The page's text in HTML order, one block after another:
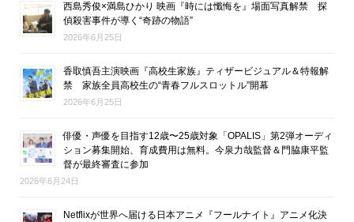
西島秀俊×満島ひかり 映画『時には懺悔を』場面写真解禁 探
偵殺害事件が導く“奇跡の物語”
2026年6月25日
香取慎吾主演映画『高校生家族』ティザービジュアル＆特報解
禁 家族全員高校生の“青春フルスロットル”開幕
2026年6月25日
俳優・声優を目指す12歳〜25歳対象「OPALIS」第2弾オーディ
ション募集開始、育成費用は無料。今泉力哉監督＆門脇康平監
督が最終審査に参加
2026年6月24日
Netflixが世界へ届ける日本アニメ『フールナイト』アニメ化決